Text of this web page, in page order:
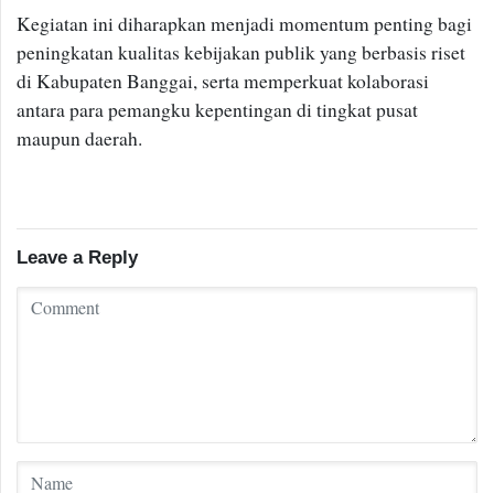
Kegiatan ini diharapkan menjadi momentum penting bagi
peningkatan kualitas kebijakan publik yang berbasis riset
di Kabupaten Banggai, serta memperkuat kolaborasi
antara para pemangku kepentingan di tingkat pusat
maupun daerah.
Leave a Reply